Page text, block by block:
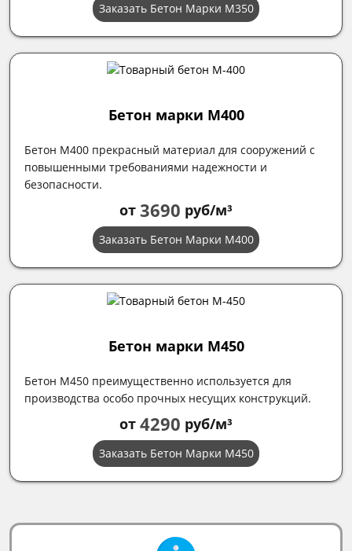
Заказать Бетон Марки М350
Бетон марки М400
Бетон М400 прекрасный материал для сооружений с
повышенными требованиями надежности и
безопасности.
от 3690 руб/м³
Заказать Бетон Марки М400
Бетон марки М450
Бетон М450 преимущественно используется для
производства особо прочных несущих конструкций.
от 4290 руб/м³
Заказать Бетон Марки М450